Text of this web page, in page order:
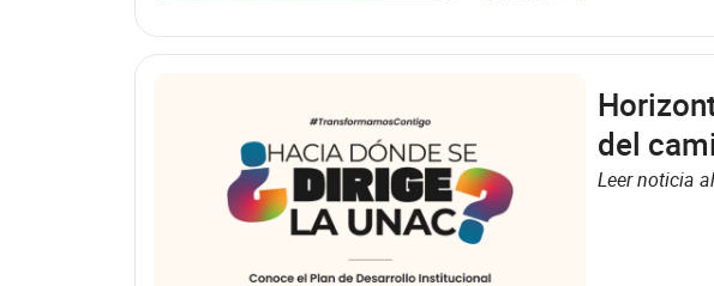
del
Leer noticia